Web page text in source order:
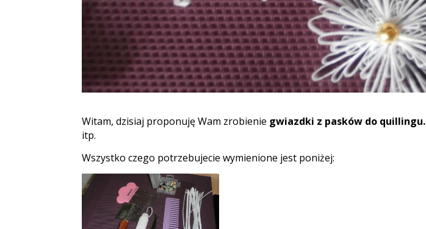
Witam, dzisiaj proponuję Wam zrobienie gwiazdki z pasków do quillingu.
itp.
Wszystko czego potrzebujecie wymienione jest poniżej: